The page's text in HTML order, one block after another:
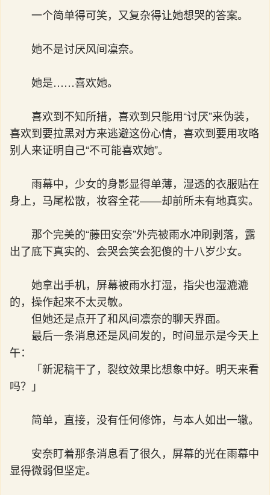
一个简单得可笑，又复杂得让她想哭的答案。
她不是讨厌风间凛奈。
她是……喜欢她。
喜欢到不知所措，喜欢到只能用“讨厌”来伪装，
喜欢到要拉黑对方来逃避这份心情，喜欢到要用攻略
别人来证明自己“不可能喜欢她”。
雨幕中，少女的身影显得单薄，湿透的衣服贴在
身上，马尾松散，妆容全花——却前所未有地真实。
那个完美的“藤田安奈”外壳被雨水冲刷剥落，露
出了底下真实的、会哭会笑会犯傻的十八岁少女。
她拿出手机，屏幕被雨水打湿，指尖也湿漉漉
的，操作起来不太灵敏。
但她还是点开了和风间凛奈的聊天界面。
最后一条消息还是风间发的，时间显示是今天上
午：
「新泥稿干了，裂纹效果比想象中好。明天来看
吗？」
简单，直接，没有任何修饰，与本人如出一辙。
安奈盯着那条消息看了很久，屏幕的光在雨幕中
显得微弱但坚定。